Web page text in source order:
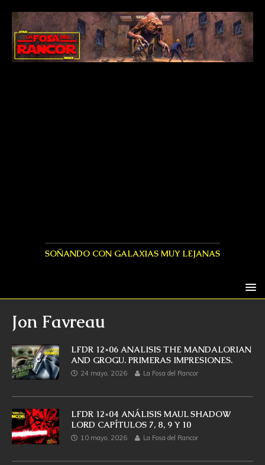
SOÑANDO CON GALAXIAS MUY LEJANAS
Jon Favreau
LFDR 12×06 ANALISIS THE MANDALORIAN
AND GROGU. PRIMERAS IMPRESIONES.
24 mayo, 2026 La Fosa del Rancor
LFDR 12×04 ANÁLISIS MAUL SHADOW
LORD CAPÍTULOS 7, 8, 9 Y 10
10 mayo, 2026 La Fosa del Rancor